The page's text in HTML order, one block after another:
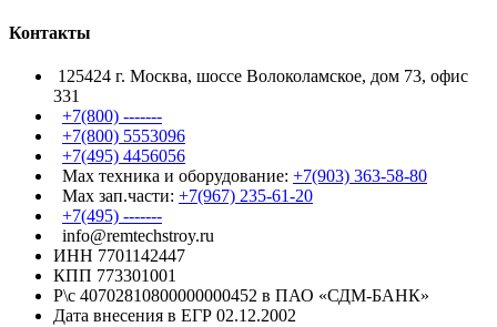
Контакты
125424 г. Москва, шоссе Волоколамское, дом 73, офис
331
+7(800) -------
+7(800) 5553096
+7(495) 4456056
Max техника и оборудование: +7(903) 363-58-80
Max зап.части: +7(967) 235-61-20
+7(495) -------
info@remtechstroy.ru
ИНН 7701142447
КПП 773301001
Р\с 40702810800000000452 в ПАО «СДМ-БАНК»
Дата внесения в ЕГР 02.12.2002